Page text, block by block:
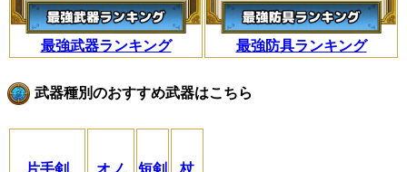
最強武器ランキング 最強防具ランキング
武器種別のおすすめ武器はこちら
片手剣 オノ 短剣 杖